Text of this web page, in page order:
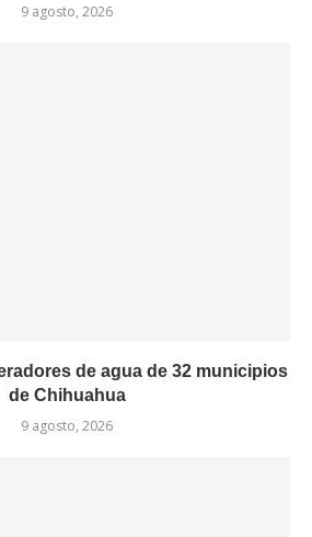
9 agosto, 2026
de agua de 32 municipios
de Chihuahua
9 agosto, 2026